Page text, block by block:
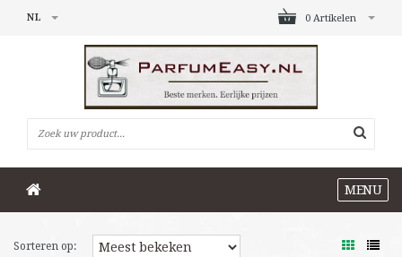
0 Artikelen
NL
MENU
Sorteren op: